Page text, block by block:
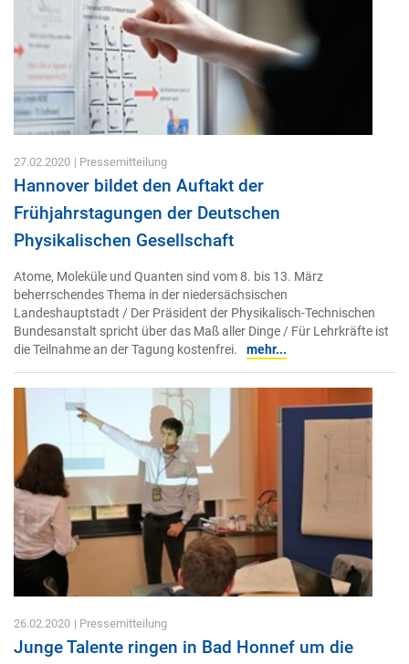
27.02.2020 | Pressemitteilung
Hannover bildet den Auftakt der
Frühjahrstagungen der Deutschen
Physikalischen Gesellschaft
Atome, Moleküle und Quanten sind vom 8. bis 13. März
beherrschendes Thema in der niedersächsischen
Landeshauptstadt / Der Präsident der Physikalisch-Technischen
Bundesanstalt spricht über das Maß aller Dinge / Für Lehrkräfte ist
die Teilnahme an der Tagung kostenfrei.
mehr...
26.02.2020 | Pressemitteilung
Junge Talente ringen in Bad Honnef um die